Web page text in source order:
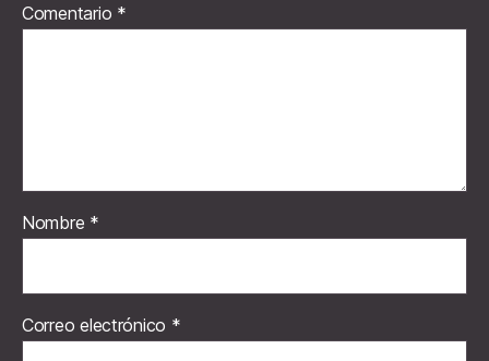
Comentario *
Nombre *
Correo electrónico *